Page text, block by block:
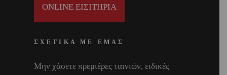
ONLINE ΕΙΣΙΤΗΡΙΑ
ΣΧΕΤΙΚΑ ΜΕ ΕΜΑΣ
Μην χάσετε πρεμιέρες ταινιών, ειδικές